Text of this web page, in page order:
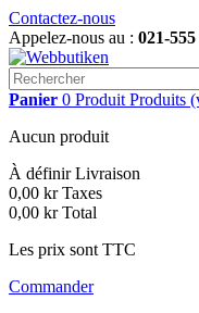
Contactez-nous
Appelez-nous au : 021-555
Panier 0 Produit Produits
Aucun produit
À définirLivraison
0,00 kr Taxes
0,00 kr Total
Les prix sont TTC
Commander